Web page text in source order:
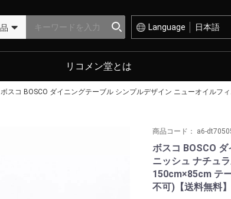
Language
リコメン堂とは
ボスコ BOSCO ダイニングテーブル シンプルデザイン ニューオイル
商品コード： a6-
ボスコ BOSCO
ニッシュ ナチュ
150cm×85cm テ
不可)【送料無料】